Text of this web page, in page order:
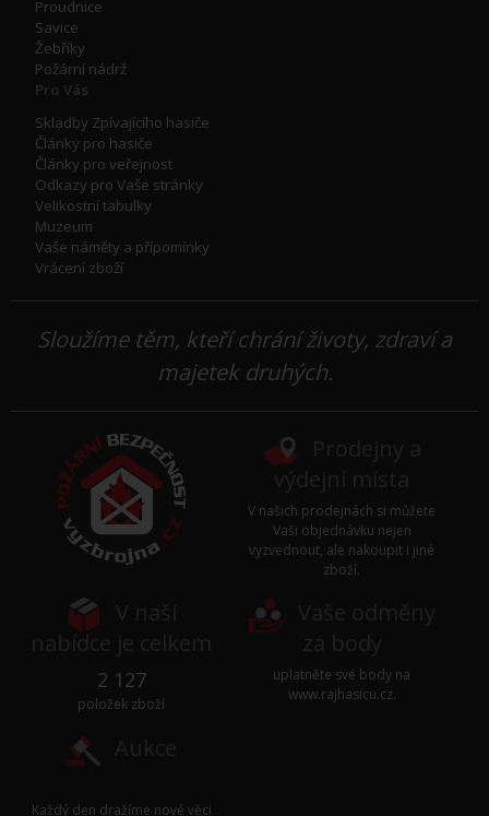
Proudnice
Savice
Žebříky
Požární nádrž
Pro Vás
Skladby Zpívajícího hasiče
Články pro hasiče
Články pro veřejnost
Odkazy pro Vaše stránky
Velikostní tabulky
Muzeum
Vaše náměty a přípomínky
Vrácení zboží
Sloužíme těm, kteří chrání životy, zdraví a
majetek druhých.
V našich prodejnách si můžete
Vaši objednávku nejen
vyzvednout, ale nakoupit i jiné
zboží.
2 127
položek zboží
uplatněte své body na
www.rajhasicu.cz.
Každý den dražíme nové věci